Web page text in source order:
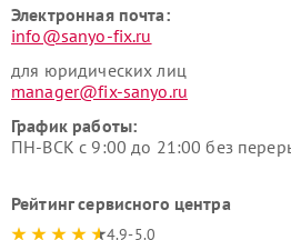
Электронная почта:
info@sanyo-fix.ru
для юридических лиц
manager@fix-sanyo.ru
График работы:
ПН-ВСК с 9:00 до 21:00 без
Рейтинг сервисного центра
4.9-5.0